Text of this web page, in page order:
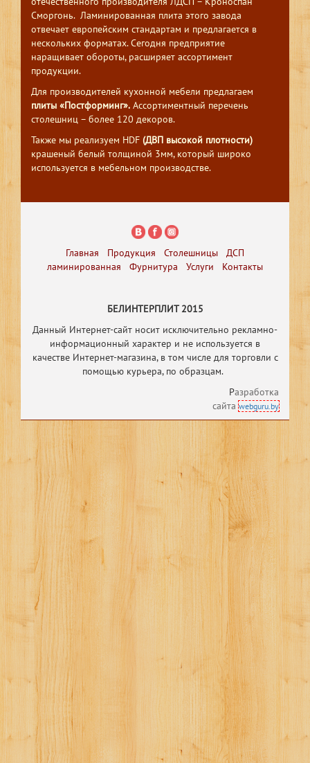
Сморгонь. Ламинированная плита этого завода
отвечает европейским стандартам и предлагается в
нескольких форматах. Сегодня предприятие
наращивает обороты, расширяет ассортимент
продукции.
Для производителей кухонной мебели предлагаем
плиты «Постформинг». Ассортиментный перечень
столешниц – более 120 декоров.
Также мы реализуем HDF (ДВП высокой плотности)
крашеный белый толщиной 3мм, который широко
используется в мебельном производстве.
Главная Продукция Столешницы
ДСП
ламинированная
Фурнитура Услуги Контакты
БЕЛИНТЕРПЛИТ 2015
Данный Интернет-сайт носит исключительно рекламно-
информационный характер и не используется в
качестве Интернет-магазина, в том числе для торговли с
помощью курьера, по образцам.
Разработка
сайтаwebguru.by